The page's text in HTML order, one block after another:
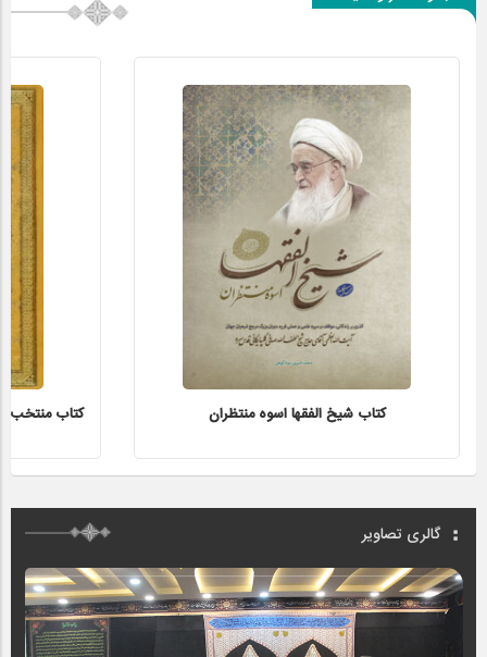
کتاب شیخ الفقها اسوه منتظران کتاب منتخب
گالری تصاویر